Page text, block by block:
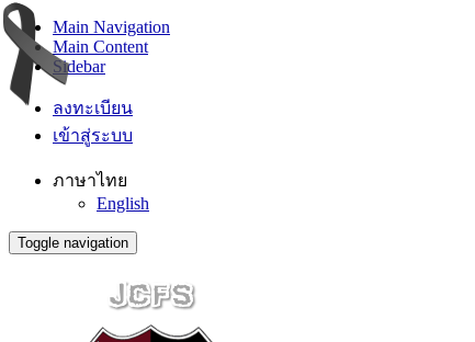
Main Navigation
Main Content
Sidebar
ลงทะเบียน
เข้าสู่ระบบ
ภาษาไทย
English
Toggle navigation